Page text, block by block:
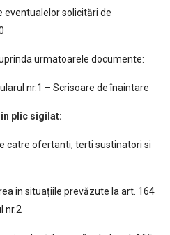
eventualelor solicitări de
urmatoarele documente:
nr.1 – Scrisoare de înaintare
plic sigilat:
catre ofertanti, terti sustinatori si
in situațiile prevăzute la art. 164
nr.2